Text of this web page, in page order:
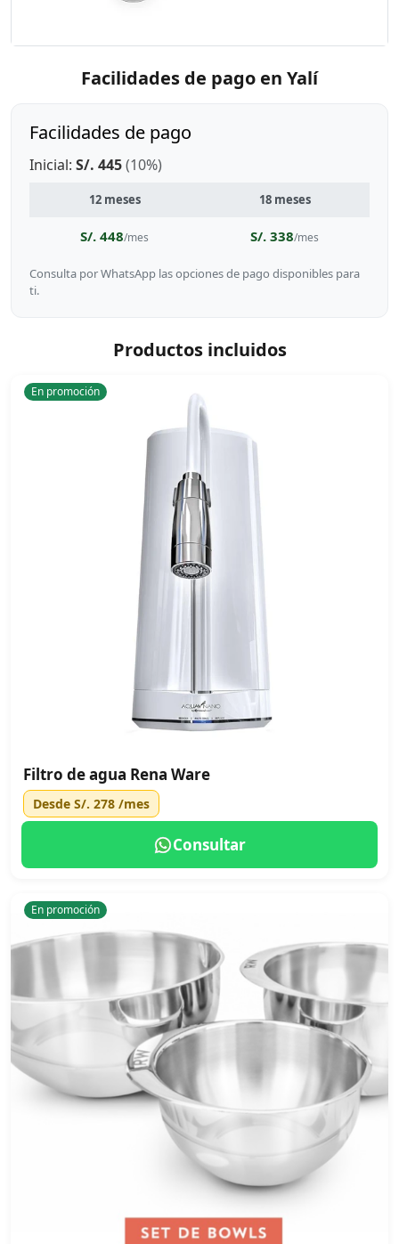
Facilidades de pago en Yalí
Facilidades de pago
Inicial: S/. 445(10%)
12 meses 18 meses
S/. 448/mes S/. 338/mes
Consulta por WhatsApp las opciones de pago disponibles para
ti.
Productos incluidos
En promoción
Filtro de agua Rena Ware
Desde S/. 278 /mes
Consultar
En promoción